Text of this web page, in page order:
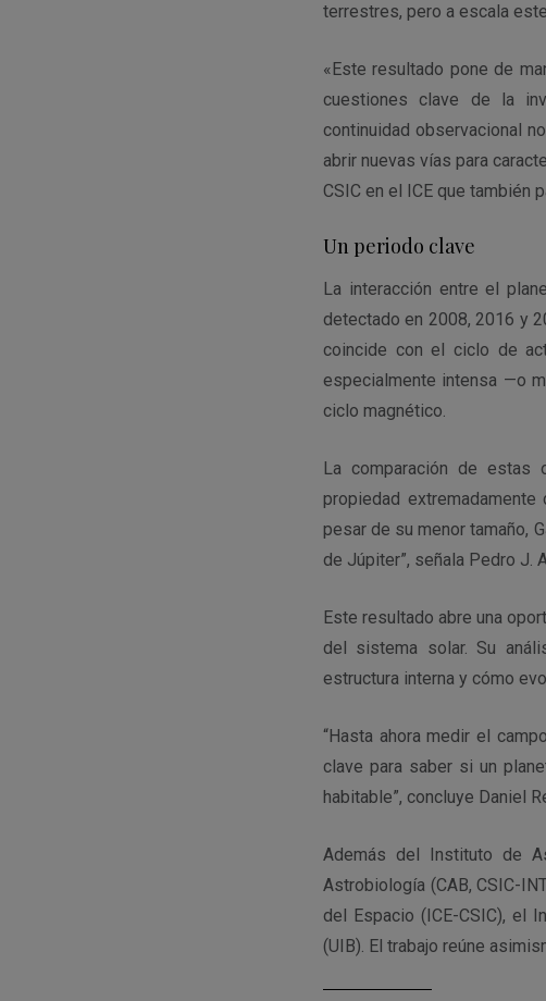
terrestres, pero a escala
«Este resultado pone de
cuestiones clave de la
continuidad observacional
abrir nuevas vías para
CSIC en el ICE que también
Un periodo clave
La interacción entre el
detectado en 2008, 2016 y
coincide con el ciclo de
especialmente intensa —o
ciclo magnético.
La comparación de estas
propiedad
pesar de su menor tamaño,
de Júpiter”, señala Pedro J.
Este resultado abre una
del sistema solar. Su
estructura interna y cómo
“Hasta ahora medir el
clave para saber si un
habitable”, concluye Daniel
Además del Instituto de
Astrobiología (CAB, CSIC-
del Espacio (ICE-CSIC), el
(UIB). El trabajo reúne